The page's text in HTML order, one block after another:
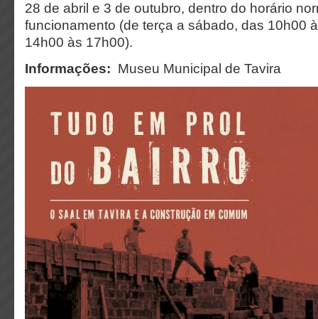
28 de abril e 3 de outubro, dentro do horário
funcionamento (de terça a sábado, das 10h00
14h00 às 17h00).
Informações: Museu Municipal de Tavira